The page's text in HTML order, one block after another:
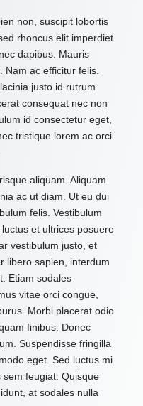
non, suscipit lobortis
rhoncus elit imperdiet
dapibus. Mauris
Nam ac efficitur felis.
justo id rutrum
consequat nec non
id consectetur eget,
tristique lorem ac orci
aliquam. Aliquam
ac ut diam. Ut eu dui
felis. Vestibulum
et ultrices posuere
vestibulum justo, et
libero sapien, interdum
Etiam sodales
vitae orci congue,
Morbi placerat odio
finibus. Donec
Suspendisse fringilla
eget. Sed luctus mi
feugiat. Quisque
at sodales nulla